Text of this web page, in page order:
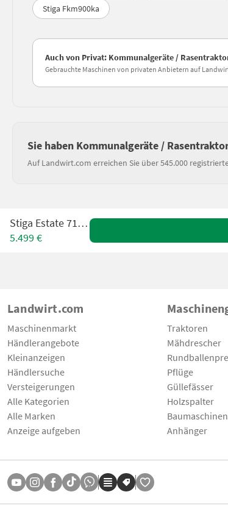
Stiga Fkm900ka
Auch von Privat: Kommunalgeräte /
Gebrauchte Maschinen von privaten Anbietern auf
Sie haben Kommunalgeräte /
Auf Landwirt.com erreichen Sie über 545.000
Stiga Estate 7102 W
5.499 €
Landwirt.com
Maschinenmarkt
Händlerangebote
Kleinanzeigen
Händlersuche
Versteigerungen
Alle Kategorien
Alle Marken
Anzeige aufgeben
Traktoren
Mähdrescher
Pflüge
Güllefässer
Holzspalter
Baumaschinen
Anhänger